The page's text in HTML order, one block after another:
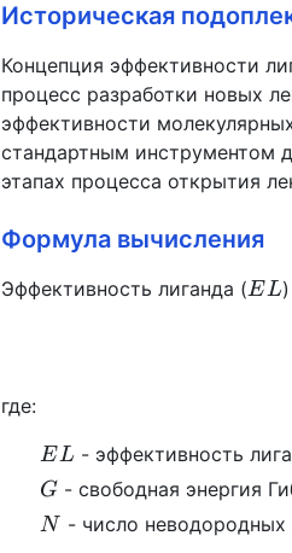
Историческая
Концепция эффективности
процесс разработки новых
эффективности
стандартным инструментом
этапах процесса открытия
Формула вычисления
Эффективность лиганда (EL
EL
где:
EL
EL- эффективность
G
G - свободная энергия
N
N - число неводородных